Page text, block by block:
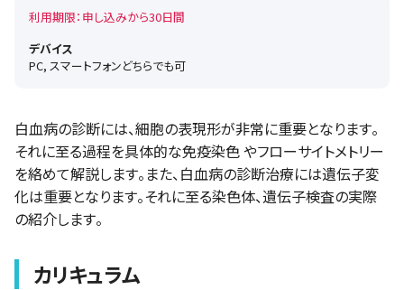
利用期限：申し込みから30日間
デバイス
PC, スマートフォンどちらでも可
白血病の診断には、細胞の表現形が非常に重要となります。
それに至る過程を具体的な免疫染色 やフローサイトメトリー
を絡めて解説します。また、白血病の診断治療には遺伝子変
化は重要となります。それに至る染色体、遺伝子検査の実際
の紹介します。
カリキュラム